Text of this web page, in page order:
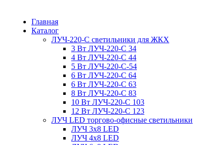
Главная
Каталог
ЛУЧ-220-С светильники для ЖКХ
3 Вт ЛУЧ-220-С 34
4 Вт ЛУЧ-220-С 44
5 Вт ЛУЧ-220-С-54
6 Вт ЛУЧ-220-С 64
6 Вт ЛУЧ-220-С 63
8 Вт ЛУЧ-220-С 83
10 Вт ЛУЧ-220-С 103
12 Вт ЛУЧ-220-С 123
ЛУЧ LED торгово-офисные светильники
ЛУЧ 3х8 LED
ЛУЧ 4х8 LED